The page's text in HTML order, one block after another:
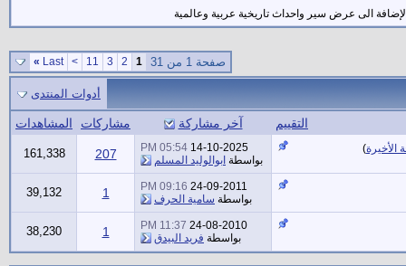
الى عرض سير واحداث تاريخية عربية وعالمية
صفحة 1 من 31 1
2
3
11
>
Last
»
أدوات المنتدى
التقييم آخر مشاركة مشاركات المشاهدات
الأخيرة)
14-10-2025
05:54 PM
بواسطة ابوالوليد المسلم 207
161,338
24-09-2011
09:16 PM
بواسطة سامية الحرف 1
39,132
24-08-2010
11:37 PM
بواسطة فريد البيدق 1
38,230